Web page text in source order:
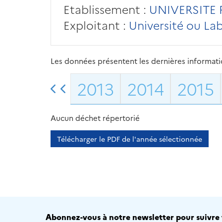
Etablissement : UNIVERSITE
Exploitant : Université ou
Les données présentent les dernières
2013 2014 2015
Aucun déchet répertorié
Télécharger le PDF de l'année sélectionnée
Abonnez-vous à notre newsletter pour suivre